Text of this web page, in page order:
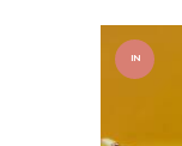
IN